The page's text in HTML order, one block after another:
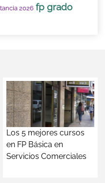
2026 fp grado
Los 5 mejores cursos
en FP Básica en
Servicios Comerciales